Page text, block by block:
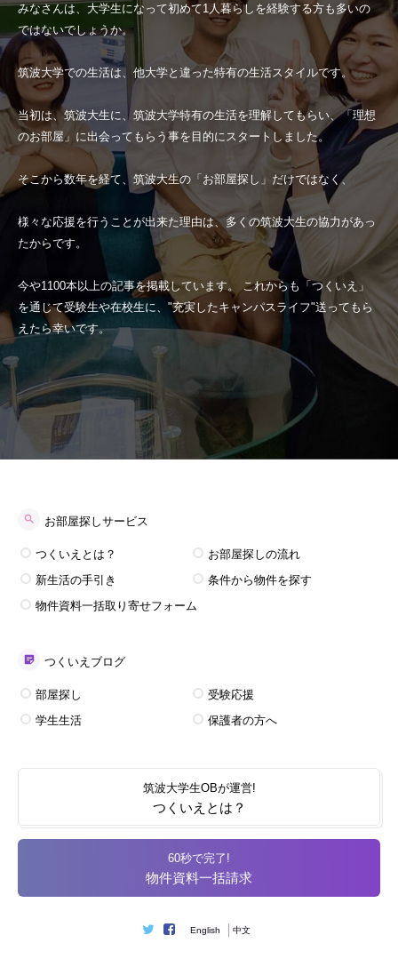
みなさんは、大学生になって初めて1人暮らしを経験する方も多いの
ではないでしょうか。
筑波大学での生活は、他大学と違った特有の生活スタイルです。
当初は、筑波大生に、筑波大学特有の生活を理解してもらい、「理想
のお部屋」に出会ってもらう事を目的にスタートしました。
そこから数年を経て、筑波大生の「お部屋探し」だけではなく、
様々な応援を行うことが出来た理由は、多くの筑波大生の協力があっ
たからです。
今や1100本以上の記事を掲載しています。 これからも「つくいえ」
を通じて受験生や在校生に、"充実したキャンパスライフ"送ってもら
えたら幸いです。
お部屋探しサービス
つくいえとは？
お部屋探しの流れ
新生活の手引き
条件から物件を探す
物件資料一括取り寄せフォーム
つくいえブログ
部屋探し
受験応援
学生生活
保護者の方へ
筑波大学生OBが運営!
つくいえとは？
60秒で完了!
物件資料一括請求
English 中文